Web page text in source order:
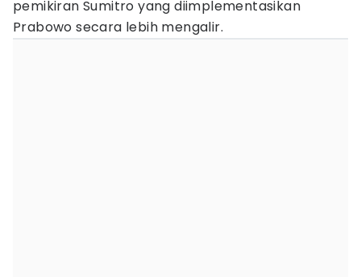
pemikiran Sumitro yang diimplementasikan
Prabowo secara lebih mengalir.